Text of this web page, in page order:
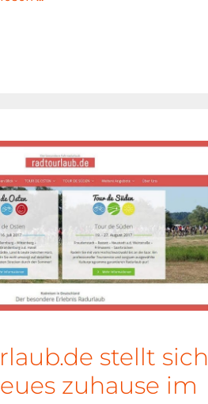
stellt sich
zuhause im